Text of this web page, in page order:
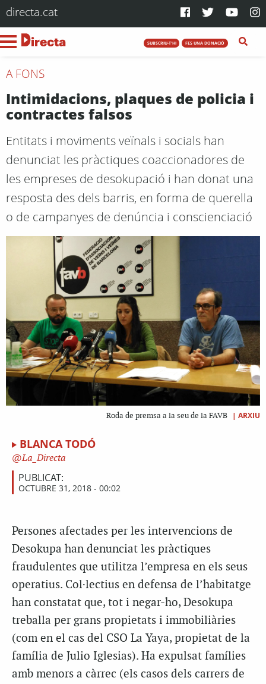
directa.cat
SUBSCRIU-T'HI FES UNA DONACIÓ
A FONS
Intimidacions, plaques de policia i
contractes falsos
Entitats i moviments veïnals i socials han
denunciat les pràctiques coaccionadores de
les empreses de desokupació i han donat una
resposta des dels barris, en forma de querella
o de campanyes de denúncia i conscienciació
Roda de premsa a la seu de la FAVB | ARXIU
BLANCA TODÓ
La_Directa
PUBLICAT:
OCTUBRE 31, 2018 - 00:02
Persones afectades per les intervencions de
Desokupa han denunciat les pràctiques
fraudulentes que utilitza l’empresa en els seus
operatius. Col·lectius en defensa de l’habitatge
han constatat que, tot i negar-ho, Desokupa
treballa per grans propietats i immobiliàries
(com en el cas del CSO La Yaya, propietat de la
família de Julio Iglesias). Ha expulsat famílies
amb menors a càrrec (els casos dels carrers de